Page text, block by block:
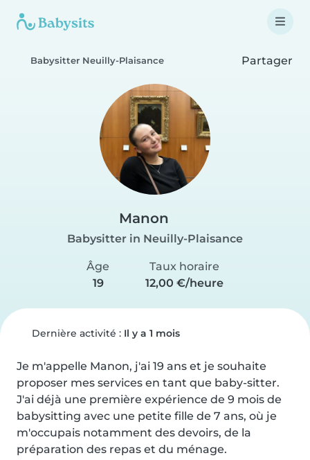
Babysitter Neuilly-Plaisance Partager
Manon
Babysitter in Neuilly-Plaisance
Âge
19
Taux horaire
12,00 €/heure
Dernière activité : Il y a 1 mois
Je m'appelle Manon, j'ai 19 ans et je souhaite
proposer mes services en tant que baby-sitter.
J'ai déjà une première expérience de 9 mois de
babysitting avec une petite fille de 7 ans, où je
m'occupais notamment des devoirs, de la
préparation des repas et du ménage.